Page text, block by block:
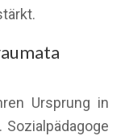
Ursprung in